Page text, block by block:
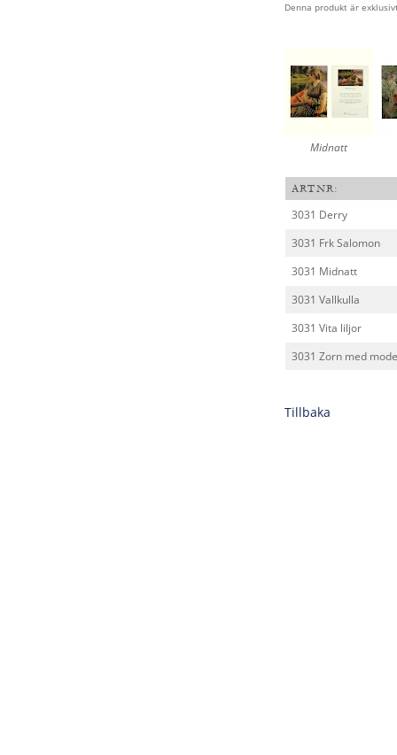
Denna produkt är
Midnatt
ARTNR:
3031 Derry
3031 Frk Salomon
3031 Midnatt
3031 Vallkulla
3031 Vita liljor
3031 Zorn med
Tillbaka